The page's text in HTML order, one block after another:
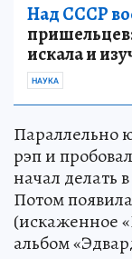
Над СССР
пришельцев:
искала и
НАУКА
Параллельно
рэп и
начал делать
Потом
(искаженное
альбом